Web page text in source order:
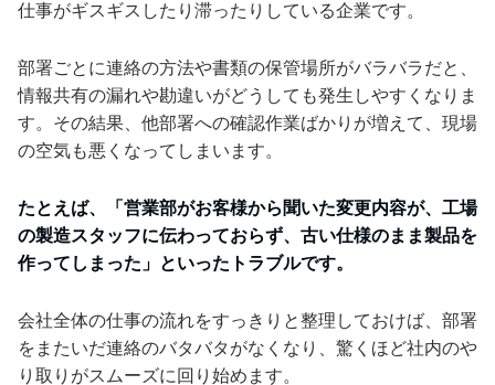
仕事がギスギスしたり滞ったりしている企業です。
部署ごとに連絡の方法や書類の保管場所がバラバラだと、
情報共有の漏れや勘違いがどうしても発生しやすくなりま
す。その結果、他部署への確認作業ばかりが増えて、現場
の空気も悪くなってしまいます。
たとえば、「営業部がお客様から聞いた変更内容が、工場
の製造スタッフに伝わっておらず、古い仕様のまま製品を
作ってしまった」といったトラブルです。
会社全体の仕事の流れをすっきりと整理しておけば、部署
をまたいだ連絡のバタバタがなくなり、驚くほど社内のや
り取りがスムーズに回り始めます。